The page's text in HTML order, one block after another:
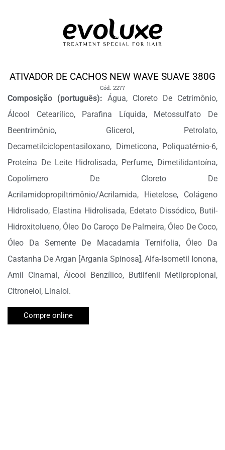
ATIVADOR DE CACHOS NEW WAVE SUAVE 380G
Cód. 2277
Composição (português): Água, Cloreto De Cetrimônio,
Álcool Cetearílico, Parafina Líquida, Metossulfato De
Beentrimônio, Glicerol, Petrolato,
Decametilciclopentasiloxano, Dimeticona, Poliquatérnio-6,
Proteína De Leite Hidrolisada, Perfume, Dimetilidantoína,
Copolímero De Cloreto De
Acrilamidopropiltrimônio/Acrilamida, Hietelose, Colágeno
Hidrolisado, Elastina Hidrolisada, Edetato Dissódico, Butil-
Hidroxitolueno, Óleo Do Caroço De Palmeira, Óleo De Coco,
Óleo Da Semente De Macadamia Ternifolia, Óleo Da
Castanha De Argan [Argania Spinosa], Alfa-Isometil Ionona,
Amil Cinamal, Álcool Benzílico, Butilfenil Metilpropional,
Citronelol, Linalol.
Compre online